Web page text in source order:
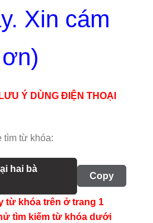
Xin cám
ơn)
Ý DÙNG ĐIỆN THOẠI
tìm từ khóa:
hai bà
Copy
từ khóa trên ở trang 1
tìm kiếm từ khóa dưới